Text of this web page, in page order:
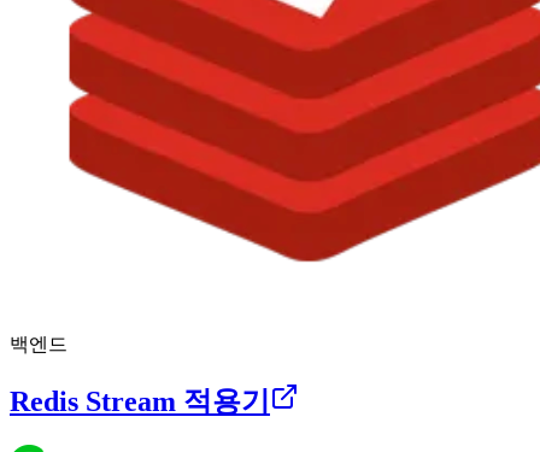
백엔드
Redis Stream 적용기